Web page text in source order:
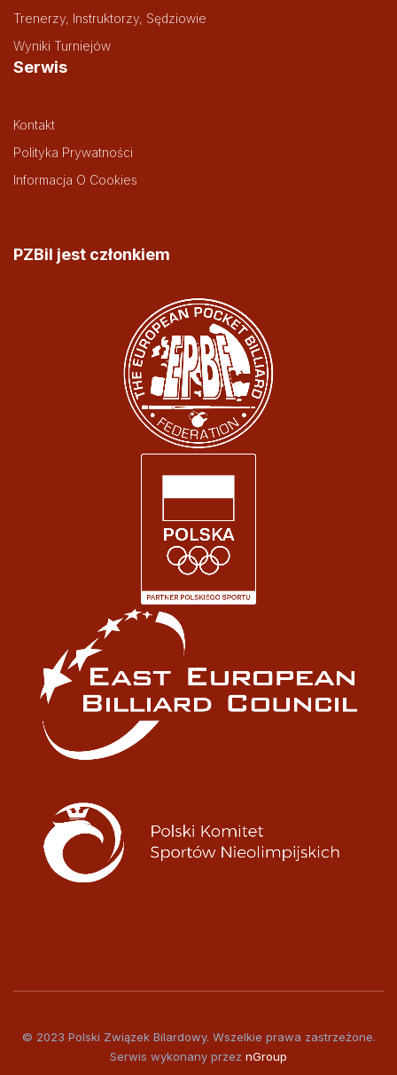
Trenerzy, Instruktorzy, Sędziowie
Wyniki Turniejów
Serwis
Kontakt
Polityka Prywatności
Informacja O Cookies
PZBil jest członkiem
© 2023 Polski Związek Bilardowy. Wszelkie prawa zastrzeżone.
Serwis wykonany przez nGroup